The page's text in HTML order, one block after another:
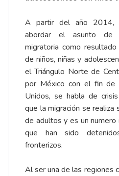
A partir del año 2014,
abordar el asunto de
migratoria como
de niños, niñas y
el Triángulo Norte de
por México con el fin de
Unidos, se habla de
que la migración se realiza
de adultos y es un
que han sido
fronterizos.
Al ser una de las regiones